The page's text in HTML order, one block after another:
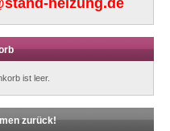
heizung.de
ist leer.
zurück!